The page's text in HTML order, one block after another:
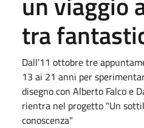
tra
Dall'11 ottobre tre
13 ai 21 anni per
disegno con Alberto Falco e
rientra nel progetto "Un
conoscenza"